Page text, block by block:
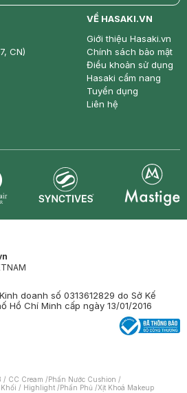
price
CN)
VỀ HASAKI.VN
Giới thiệu Hasaki.vn
Chính sách bảo mật
Điều khoản sử dụng
Hasaki cẩm nang
Tuyển dụng
Liên hệ
doanh số 0313612829 do Sở Kế
Hồ Chí Minh cấp ngày 13/01/2016
/ CC Cream /Phấn Nước Cushion /
Khối / Highlight /Phấn Phủ /Xịt Khoá Makeup